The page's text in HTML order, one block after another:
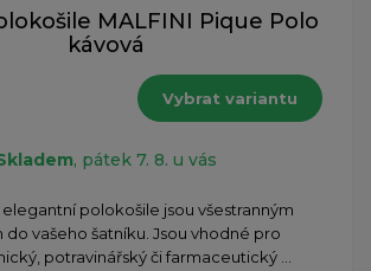
MALFINI Pique Polo
kávová
Vybrat variantu
, pátek 7. 8. u vás
polokošile jsou všestranným
do vašeho šatníku. Jsou vhodné pro
potravinářský či farmaceutický ...